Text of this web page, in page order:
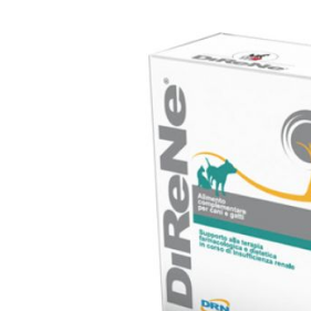
Anticellulite e Fanghi: Sconto
oggi!